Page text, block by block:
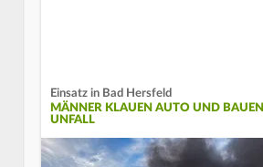
Einsatz in Bad Hersfeld
MÄNNER KLAUEN AUTO UND BAUEN
UNFALL